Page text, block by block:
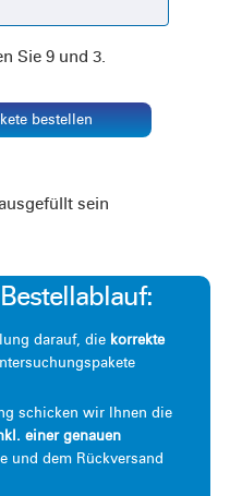
Sie 9 und 3.
bestellen
sein
darauf, die korrekte
schicken wir Ihnen die
einer genauen
und dem Rückversand